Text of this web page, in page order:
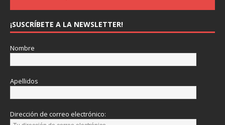
¡SUSCRÍBETE A LA NEWSLETTER!
Nombre
Apellidos
Dirección de correo electrónico: